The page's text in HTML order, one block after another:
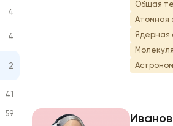
4
4
2
41
59
Общая
Атомная
Ядерная